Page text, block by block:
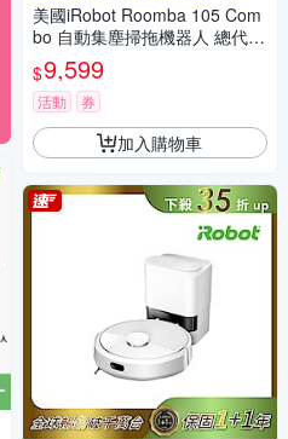
美國iRobot Roomba 105 Com
bo 自動集塵掃拖機器人 總代理
保固1+1年
$9,599
活動 券
加入購物車